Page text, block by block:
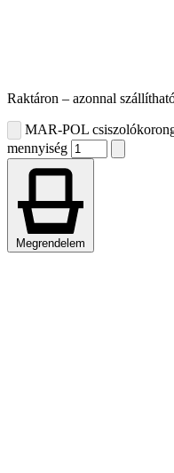
Raktáron – azonnal
MAR-POL
mennyiség
Megrendelem